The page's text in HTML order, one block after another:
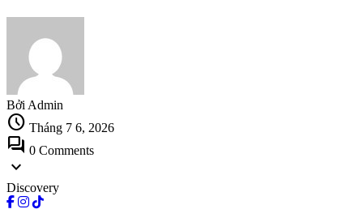
Bởi Admin
schedule Tháng 7 6, 2026
forum 0 Comments
expand_more
Discovery